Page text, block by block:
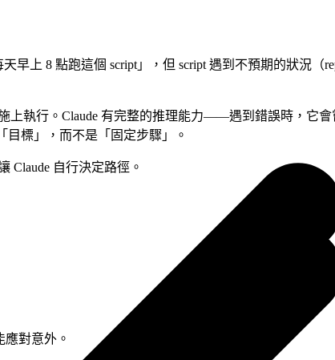
早上 8 點跑這個 script」，但 script 遇到不預期的狀況（
上執行。Claude 有完整的推理能力——遇到錯誤時，它
目標」，而不是「固定步驟」。
Claude 自行決定路徑。
對意外。